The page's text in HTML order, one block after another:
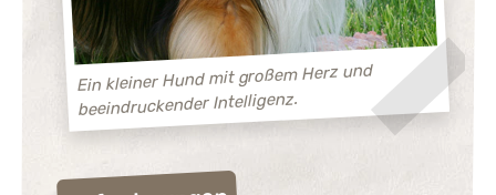
Ein kleiner Hund mit großem Herz und
beeindruckender Intelligenz.